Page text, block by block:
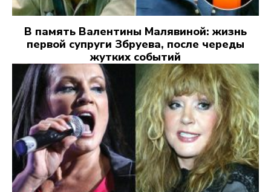
В память Валентины Малявиной: жизнь
первой супруги Збруева, после череды
жутких событий